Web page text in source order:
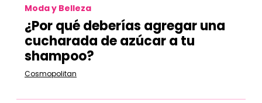
Moda y Belleza
¿Por qué deberías agregar una
cucharada de azúcar a tu
shampoo?
Cosmopolitan